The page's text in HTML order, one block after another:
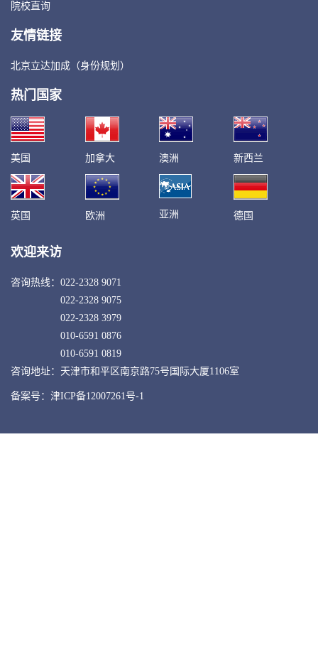
院校直询
友情链接
北京立达加成（身份规划）
热门国家
美国 加拿大 澳洲 新西兰
英国 欧洲 亚洲 德国
欢迎来访
咨询热线： 022-2328 9071
022-2328 9075
022-2328 3979
010-6591 0876
010-6591 0819
咨询地址：天津市和平区南京路75号国际大厦1106室
备案号：津ICP备12007261号-1